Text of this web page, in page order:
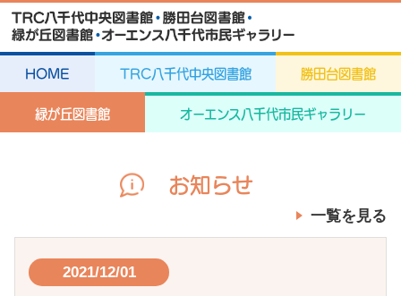
HOME TRC八千代中央図書館 勝田台図書館
緑が丘図書館 オーエンス八千代市民ギャラリー
お知らせ
一覧を見る
2021/12/01